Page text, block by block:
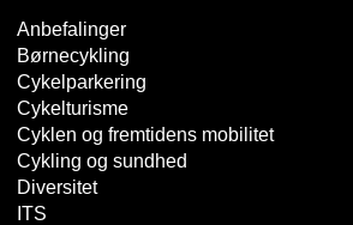
Anbefalinger
Børnecykling
Cykelparkering
Cykelturisme
Cyklen og fremtidens mobilitet
Cykling og sundhed
Diversitet
ITS